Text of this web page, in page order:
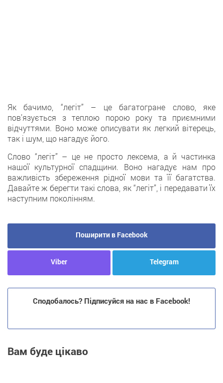
Як бачимо, “легіт” – це багатогране слово, яке
пов’язується з теплою порою року та приємними
відчуттями. Воно може описувати як легкий вітерець,
так і шум, що нагадує його.
Слово “легіт” – це не просто лексема, а й частинка
нашої культурної спадщини. Воно нагадує нам про
важливість збереження рідної мови та її багатства.
Давайте ж берегти такі слова, як “легіт”, і передавати їх
наступним поколінням.
Поширити в Facebook
Viber Telegram
Сподобалось? Підписуйся на нас в Facebook!
Вам буде цікаво